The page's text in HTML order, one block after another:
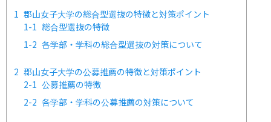
1 郡山女子大学の総合型選抜の特徴と対策ポイント
1-1 総合型選抜の特徴
1-2 各学部・学科の総合型選抜の対策について
2 郡山女子大学の公募推薦の特徴と対策ポイント
2-1 公募推薦の特徴
2-2 各学部・学科の公募推薦の対策について